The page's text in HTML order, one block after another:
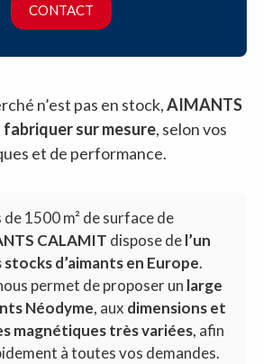
CONTACT
n’est pas en stock,AIMANTS
fabriquer sur mesure, selon vos
et de performance.
1500 m² de surface de
CALAMIT dispose del’un
stocks d’aimants en Europe.
permet de proposer un large
Néodyme, aux dimensions et
magnétiques très variées, afin
à toutes vos demandes.